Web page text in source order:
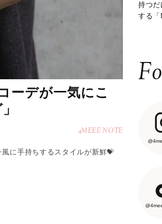
ーデが一気にこ
4MEEE NOTE
に手持ちするスタイルが新鮮💝
持つだ
する「
ート